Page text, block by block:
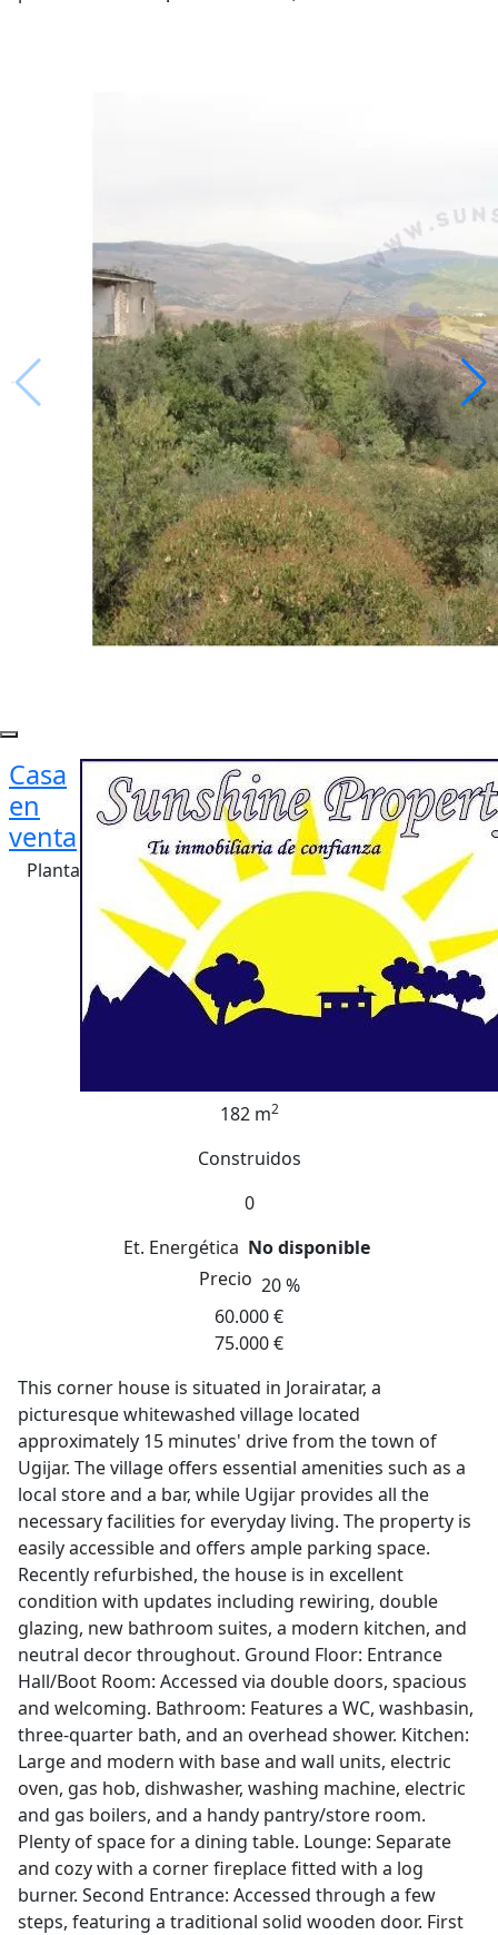
Casa
en
venta
Planta
182 m2
Construidos
0
Et. Energética No disponible
Precio 20 %
60.000 €
75.000 €
This corner house is situated in Jorairatar, a
picturesque whitewashed village located
approximately 15 minutes' drive from the town of
Ugijar. The village offers essential amenities such as a
local store and a bar, while Ugijar provides all the
necessary facilities for everyday living. The property is
easily accessible and offers ample parking space.
Recently refurbished, the house is in excellent
condition with updates including rewiring, double
glazing, new bathroom suites, a modern kitchen, and
neutral decor throughout. Ground Floor: Entrance
Hall/Boot Room: Accessed via double doors, spacious
and welcoming. Bathroom: Features a WC, washbasin,
three-quarter bath, and an overhead shower. Kitchen:
Large and modern with base and wall units, electric
oven, gas hob, dishwasher, washing machine, electric
and gas boilers, and a handy pantry/store room.
Plenty of space for a dining table. Lounge: Separate
and cozy with a corner fireplace fitted with a log
burner. Second Entrance: Accessed through a few
steps, featuring a traditional solid wooden door. First